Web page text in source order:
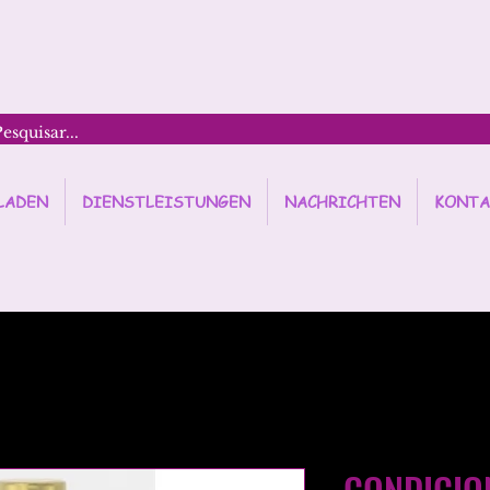
DIENSTLEISTUNGEN NACHRICHTEN